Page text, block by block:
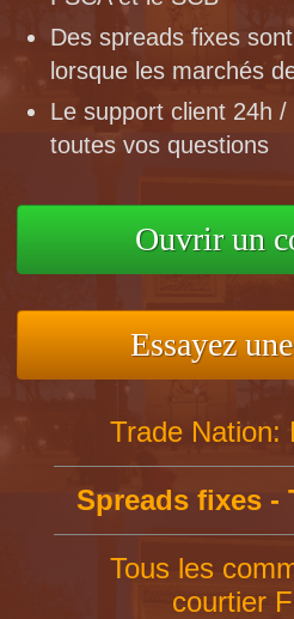
Des spreads fixes
lorsque les marchés
Le support client 24h
toutes vos questions
Ouvrir un
Essayez
Trade Nation:
Spreads fixes -
Tous les
courtier